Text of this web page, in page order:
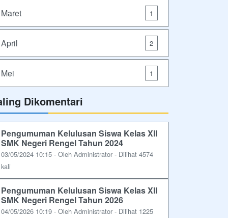
Maret 1
April 2
Mei 1
Dikomentari
Pengumuman Kelulusan Siswa Kelas XII
SMK Negeri Rengel Tahun 2024
03/05/2024 10:15 - Oleh Administrator - Dilihat 4574
kali
Pengumuman Kelulusan Siswa Kelas XII
SMK Negeri Rengel Tahun 2026
04/05/2026 10:19 - Oleh Administrator - Dilihat 1225